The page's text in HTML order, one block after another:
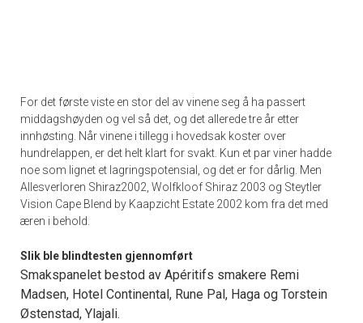
For det første viste en stor del av vinene seg å ha passert
middagshøyden og vel så det, og det allerede tre år etter
innhøsting. Når vinene i tillegg i hovedsak koster over
hundrelappen, er det helt klart for svakt. Kun et par viner hadde
noe som lignet et lagringspotensial, og det er for dårlig. Men
Allesverloren Shiraz2002, Wolfkloof Shiraz 2003 og Steytler
Vision Cape Blend by Kaapzicht Estate 2002 kom fra det med
æren i behold.
Slik ble blindtesten gjennomført
Smakspanelet bestod av Apéritifs smakere Remi
Madsen, Hotel Continental, Rune Pal, Haga og Torstein
Østenstad, Ylajali.